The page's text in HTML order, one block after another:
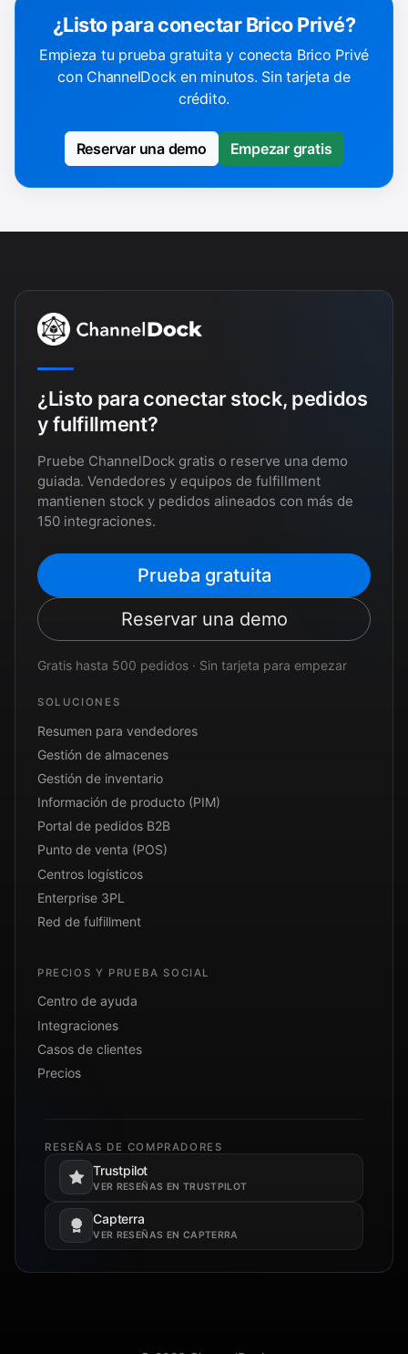
¿Listo para conectar Brico Privé?
Empieza tu prueba gratuita y conecta Brico Privé
con ChannelDock en minutos. Sin tarjeta de
crédito.
Reservar una demo Empezar gratis
¿Listo para conectar stock, pedidos
y fulfillment?
Pruebe ChannelDock gratis o reserve una demo
guiada. Vendedores y equipos de fulfillment
mantienen stock y pedidos alineados con más de
150 integraciones.
Prueba gratuita
Reservar una demo
Gratis hasta 500 pedidos · Sin tarjeta para empezar
SOLUCIONES
Resumen para vendedores
Gestión de almacenes
Gestión de inventario
Información de producto (PIM)
Portal de pedidos B2B
Punto de venta (POS)
Centros logísticos
Enterprise 3PL
Red de fulfillment
PRECIOS Y PRUEBA SOCIAL
Centro de ayuda
Integraciones
Casos de clientes
Precios
RESEÑAS DE COMPRADORES
Trustpilot
VER RESEÑAS EN TRUSTPILOT
Se abre en una pestaña nueva.
Capterra
VER RESEÑAS EN CAPTERRA
Se abre en una pestaña nueva.